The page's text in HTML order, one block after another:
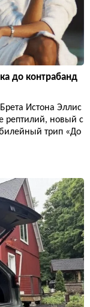
до контрабанд
Истона Эллис
рептилий, новый с
трип «До